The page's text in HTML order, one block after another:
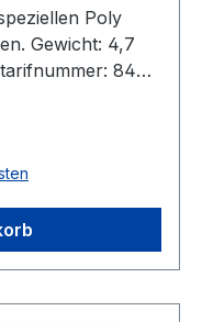
Poly
Gewicht: 4,7
8483
mmmm
Type: 2F
14 mmmm